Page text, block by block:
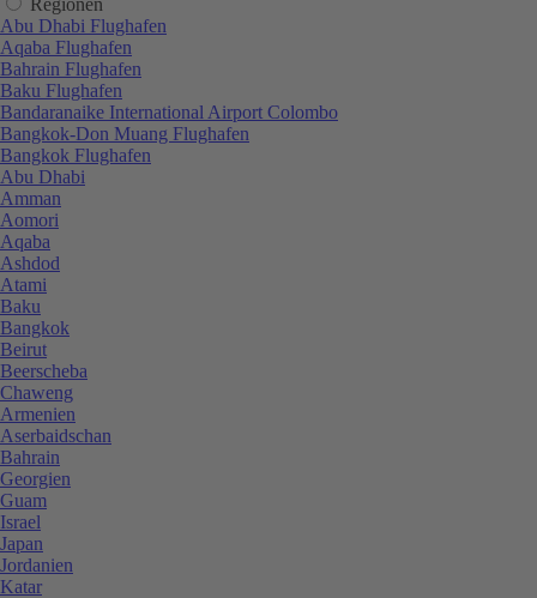
Abu Dhabi Flughafen
Aqaba Flughafen
Bahrain Flughafen
Baku Flughafen
Bandaranaike International Airport Colombo
Bangkok-Don Muang Flughafen
Bangkok Flughafen
Abu Dhabi
Amman
Aomori
Aqaba
Ashdod
Atami
Baku
Bangkok
Beirut
Beerscheba
Chaweng
Armenien
Aserbaidschan
Bahrain
Georgien
Guam
Israel
Japan
Jordanien
Katar